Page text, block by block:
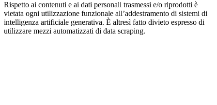
Rispetto ai contenuti e ai dati personali trasmessi e/o riprodotti è
vietata ogni utilizzazione funzionale all’addestramento di sistemi di
intelligenza artificiale generativa. È altresì fatto divieto espresso di
utilizzare mezzi automatizzati di data scraping.